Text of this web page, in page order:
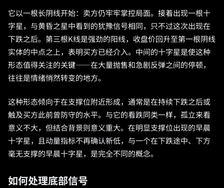
它以一根长阴线开始：卖方仍牢牢掌控局面。接着出现一根十
字星，与黄昏之星中看到的犹豫信号相同，只不过这次出现在
下跌之后。第三根K线是强劲的阳线，收盘价回升至第一根阴线
实体的中点之上，表明买方已经介入。中间的十字星是使这种
形态值得关注的关键——在大量抛售和急剧反弹之间的停顿，
往往是情绪悄然转变的地方。
这种形态倾向于在支撑位附近形成，通常是在持续下跌之后或
触及买方此前曾防守的水平。与它的看跌同类一样，孤立来看
意义不大，但结合背景则意义重大。在明显支撑位出现的早晨
十字星，且动量指标不再确认新低，与一个在下跌途中、下方
毫无支撑的早晨十字星，是完全不同的概念。
如何处理底部信号